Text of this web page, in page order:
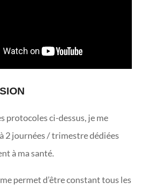
protocoles ci-dessus, je me
2 journées / trimestre dédiées
à ma santé.
me permet d’être constant tous les